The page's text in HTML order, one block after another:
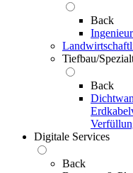
Back
Tiefbau/
Back
Digitale Services
Back